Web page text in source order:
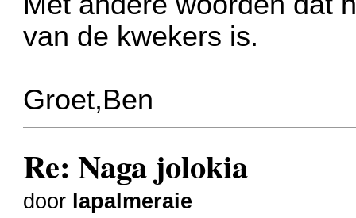
van de kwekers is.
Groet,Ben
Re: Naga jolokia
door lapalmeraie